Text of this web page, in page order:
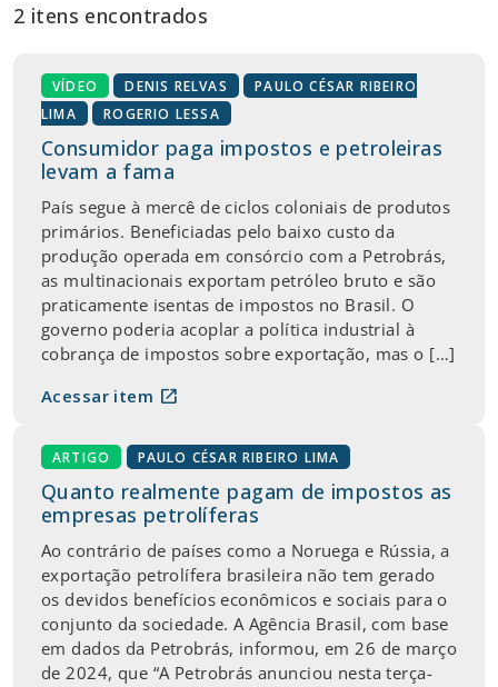
2 itens encontrados
VÍDEO DENIS RELVAS
PAULO CÉSAR RIBEIRO
LIMA
ROGERIO LESSA
Consumidor paga impostos e petroleiras
levam a fama
País segue à mercê de ciclos coloniais de produtos
primários. Beneficiadas pelo baixo custo da
produção operada em consórcio com a Petrobrás,
as multinacionais exportam petróleo bruto e são
praticamente isentas de impostos no Brasil. O
governo poderia acoplar a política industrial à
cobrança de impostos sobre exportação, mas o […]
Acessar item open_in_new
ARTIGO PAULO CÉSAR RIBEIRO LIMA
Quanto realmente pagam de impostos as
empresas petrolíferas
Ao contrário de países como a Noruega e Rússia, a
exportação petrolífera brasileira não tem gerado
os devidos benefícios econômicos e sociais para o
conjunto da sociedade. A Agência Brasil, com base
em dados da Petrobrás, informou, em 26 de março
de 2024, que “A Petrobrás anunciou nesta terça-